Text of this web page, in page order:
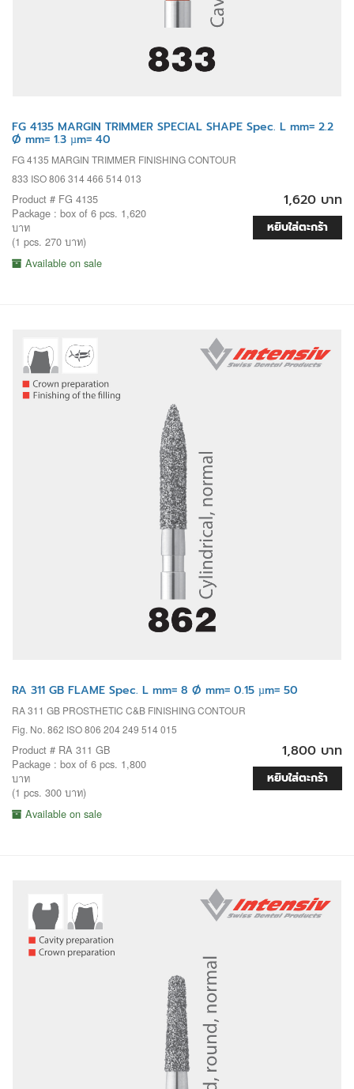
FG 4135 MARGIN TRIMMER SPECIAL SHAPE Spec. L mm= 2.2
Ø mm= 1.3 µm= 40
FG 4135 MARGIN TRIMMER FINISHING CONTOUR
833 ISO 806 314 466 514 013
Product # FG 4135
Package : box of 6 pcs. 1,620
บาท
(1 pcs. 270 บาท)
Available on sale
1,620 บาท
หยิบใส่ตะกร้า
RA 311 GB FLAME Spec. L mm= 8 Ø mm= 0.15 µm= 50
RA 311 GB PROSTHETIC C&B FINISHING CONTOUR
Fig. No. 862 ISO 806 204 249 514 015
Product # RA 311 GB
Package : box of 6 pcs. 1,800
บาท
(1 pcs. 300 บาท)
Available on sale
1,800 บาท
หยิบใส่ตะกร้า